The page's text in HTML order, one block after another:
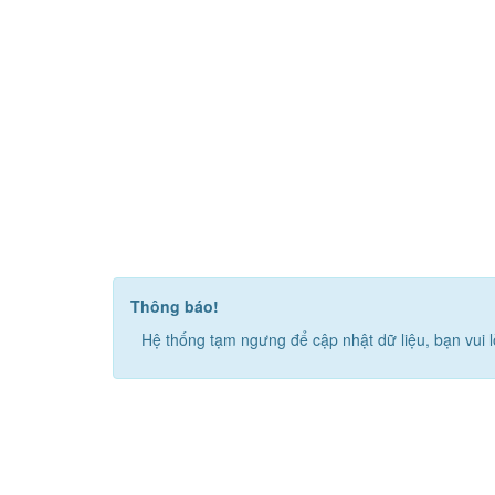
Thông báo!
Hệ thống tạm ngưng để cập nhật dữ liệu, bạn vui